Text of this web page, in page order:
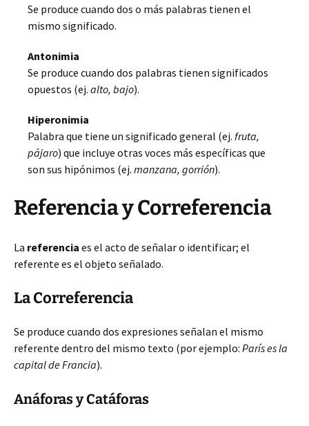
Se produce cuando dos o más palabras tienen el
mismo significado.
Antonimia
Se produce cuando dos palabras tienen significados
opuestos (ej. alto, bajo).
Hiperonimia
Palabra que tiene un significado general (ej. fruta,
pájaro) que incluye otras voces más específicas que
son sus hipónimos (ej. manzana, gorrión).
Referencia y Correferencia
La referencia es el acto de señalar o identificar; el
referente es el objeto señalado.
La Correferencia
Se produce cuando dos expresiones señalan el mismo
referente dentro del mismo texto (por ejemplo: París es la
capital de Francia).
Anáforas y Catáforas